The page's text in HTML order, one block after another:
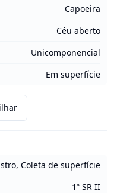
Capoeira
Céu aberto
Unicomponencial
Em superfície
Coleta de superfície
1ª SR II